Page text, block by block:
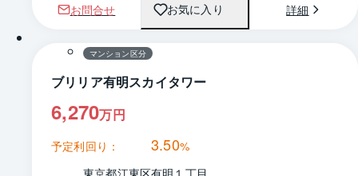
お問合せ お気に入り 詳細
1 / 0 間取り
マンション区分
ブリリア有明スカイタワー
6,270万円
予定利回り： 3.50%
東京都江東区有明１丁目